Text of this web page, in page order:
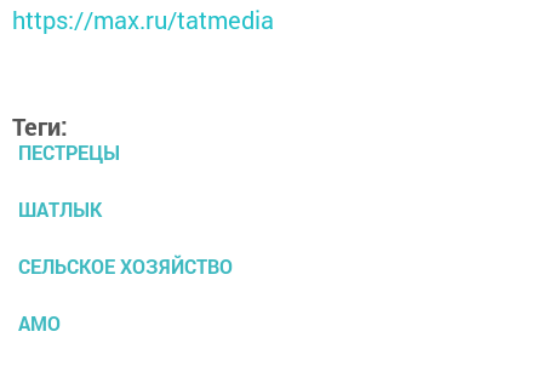
https://max.ru/tatmedia
Теги:
ПЕСТРЕЦЫ
ШАТЛЫК
СЕЛЬСКОЕ ХОЗЯЙСТВО
АМО